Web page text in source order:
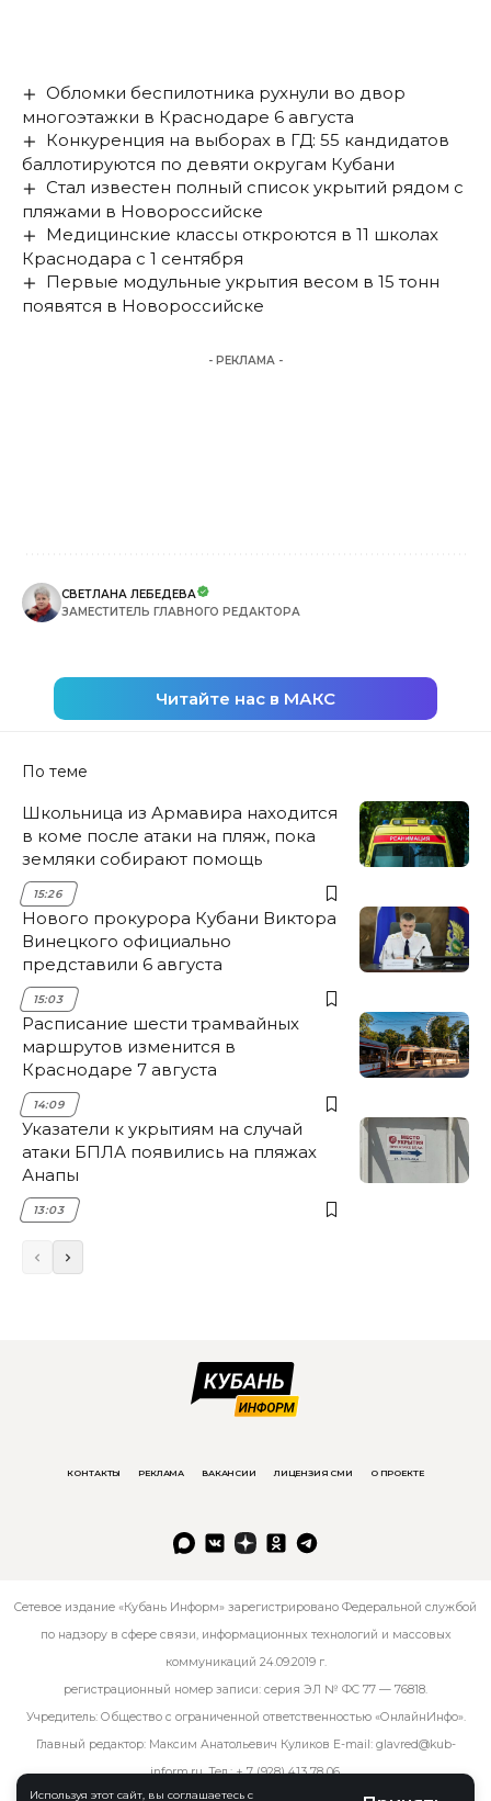
Используя этот сайт, вы соглашаетесь с
Обломки беспилотника рухнули во двор
многоэтажки в Краснодаре 6 августа
Конкуренция на выборах в ГД: 55 кандидатов
баллотируются по девяти округам Кубани
Стал известен полный список укрытий рядом с
пляжами в Новороссийске
Медицинские классы откроются в 11 школах
Краснодара с 1 сентября
Первые модульные укрытия весом в 15 тонн
появятся в Новороссийске
- РЕКЛАМА -
СВЕТЛАНА ЛЕБЕДЕВА
ЗАМЕСТИТЕЛЬ ГЛАВНОГО РЕДАКТОРА
Читайте нас в МАКС
По теме
Школьница из Армавира находится
в коме после атаки на пляж, пока
земляки собирают помощь
15:26
Нового прокурора Кубани Виктора
Винецкого официально
представили 6 августа
15:03
Расписание шести трамвайных
маршрутов изменится в
Краснодаре 7 августа
14:09
Указатели к укрытиям на случай
атаки БПЛА появились на пляжах
Анапы
13:03
КОНТАКТЫ РЕКЛАМА ВАКАНСИИ ЛИЦЕНЗИЯ СМИ О ПРОЕКТЕ
Сетевое издание «Кубань Информ» зарегистрировано Федеральной службой
по надзору в сфере связи, информационных технологий и массовых
коммуникаций 24.09.2019 г.
регистрационный номер записи: серия ЭЛ № ФС 77 — 76818.
Учредитель: Общество с ограниченной ответственностью «ОнлайнИнфо».
Главный редактор: Максим Анатольевич Куликов E-mail: glavred@kub-
inform.ru. Тел.:+ 7 (928) 413 78 06.